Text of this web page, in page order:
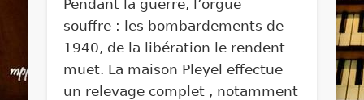
Pendant la guerre, l’orgue
souffre : les bombardements de
1940, de la libération le rendent
muet. La maison Pleyel effectue
un relevage complet , notamment